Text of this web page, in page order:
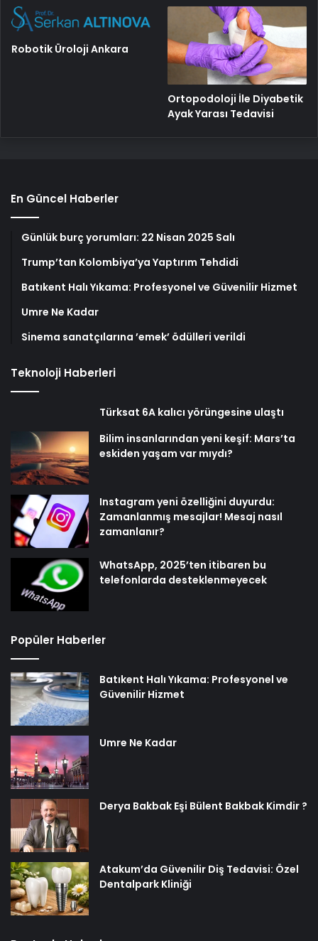
Robotik Üroloji Ankara
Ortopodoloji İle Diyabetik
Ayak Yarası Tedavisi
En Güncel Haberler
Günlük burç yorumları: 22 Nisan 2025 Salı
Trump’tan Kolombiya’ya Yaptırım Tehdidi
Batıkent Halı Yıkama: Profesyonel ve Güvenilir Hizmet
Umre Ne Kadar
Sinema sanatçılarına ’emek’ ödülleri verildi
Teknoloji Haberleri
Türksat 6A kalıcı yörüngesine ulaştı
Bilim insanlarından yeni keşif: Mars’ta
eskiden yaşam var mıydı?
Instagram yeni özelliğini duyurdu:
Zamanlanmış mesajlar! Mesaj nasıl
zamanlanır?
WhatsApp, 2025’ten itibaren bu
telefonlarda desteklenmeyecek
Popüler Haberler
Batıkent Halı Yıkama: Profesyonel ve
Güvenilir Hizmet
Umre Ne Kadar
Derya Bakbak Eşi Bülent Bakbak Kimdir ?
Atakum’da Güvenilir Diş Tedavisi: Özel
Dentalpark Kliniği